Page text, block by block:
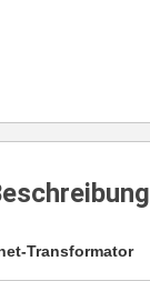
Transformator